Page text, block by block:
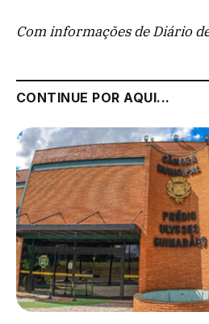
Com informações de Diário
CONTINUE POR AQUI...